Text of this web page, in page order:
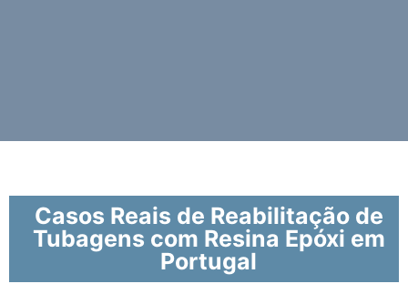
Casos Reais de Reabilitação de
Tubagens com Resina Epóxi em
Portugal